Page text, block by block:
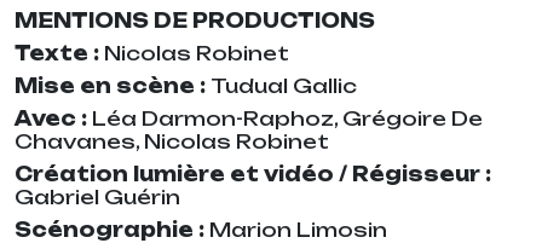
MENTIONS DE PRODUCTIONS
Texte : Nicolas Robinet
Mise en scène : Tudual Gallic
Avec : Léa Darmon-Raphoz, Grégoire De
Chavanes, Nicolas Robinet
Création lumière et vidéo / Régisseur :
Gabriel Guérin
Scénographie : Marion Limosin